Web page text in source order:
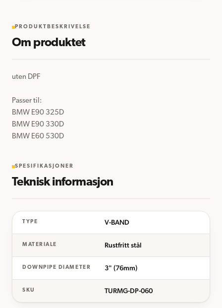
PRODUKTBESKRIVELSE
Om produktet
uten DPF
Passer til:
BMW E90 325D
BMW E90 330D
BMW E60 530D
SPESIFIKASJONER
Teknisk informasjon
TYPE V-BAND
MATERIALE Rustfritt stål
DOWNPIPE DIAMETER 3" (76mm)
SKU TURMG-DP-060